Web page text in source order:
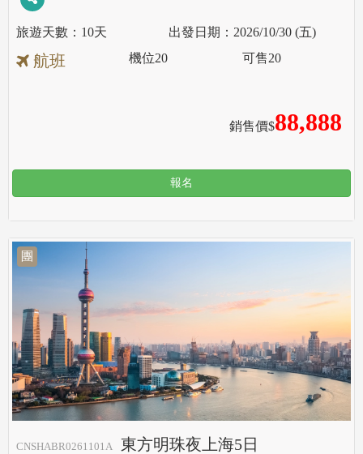
10天 2026/10/30 (五)
航班
銷售價$88,888
機位20 可售20
報名
團
CNSHABR0261101A 東方明珠夜上海5日